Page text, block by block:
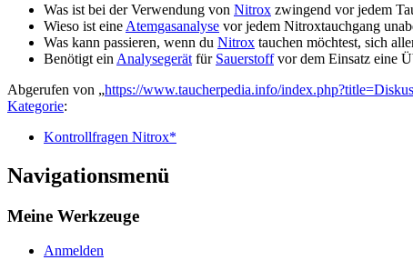
Was ist bei der Verwendung von Nitrox zwingend vor jedem
Wieso ist eine Atemgasanalyse vor jedem Nitroxtauchgang
Was kann passieren, wenn du Nitrox tauchen möchtest, sich
Benötigt ein Analysegerät für Sauerstoffvor dem Einsatz eine
Abgerufen von „https://www.taucherpedia.info/
Kategorie:
Kontrollfragen Nitrox*
Navigationsmenü
Meine Werkzeuge
Anmelden